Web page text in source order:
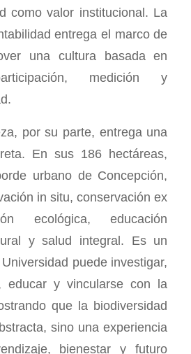
como valor institucional. La
entrega el marco de
una cultura basada en
medición y
por su parte, entrega una
En sus 186 hectáreas,
urbano de Concepción,
in situ, conservación ex
ecológica, educación
y salud integral. Es un
puede investigar,
educar y vincularse con la
que la biodiversidad
sino una experiencia
bienestar y futuro